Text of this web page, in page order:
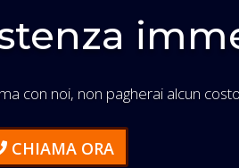
con noi, non pagherai alcun
CHIAMA ORA